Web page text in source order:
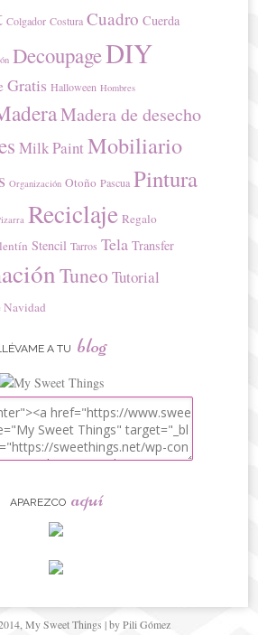
Colgador Costura Cuadro Cuerda
DecoupageDIY
Gratis Halloween Hombres
Madera de desecho
Milk Paint Mobiliario
Organización Otoño Pascua Pintura
Reciclaje Regalo
Stencil Tarros Tela Transfer
Tuneo Tutorial
A TU blog
APAREZCO aquí
My Sweet Things | by Pili Gómez